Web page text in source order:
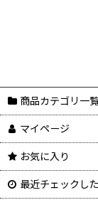
商品カテゴリ一
マイページ
お気に入り
最近チェックし